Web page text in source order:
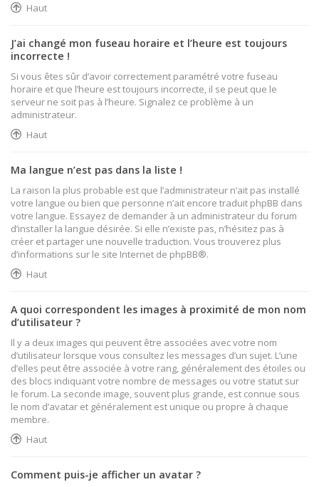
Haut
J’ai changé mon fuseau horaire et l’heure est toujours
incorrecte !
Si vous êtes sûr d’avoir correctement paramétré votre fuseau
horaire et que l’heure est toujours incorrecte, il se peut que le
serveur ne soit pas à l’heure. Signalez ce problème à un
administrateur.
Haut
Ma langue n’est pas dans la liste !
La raison la plus probable est que l’administrateur n’ait pas installé
votre langue ou bien que personne n’ait encore traduit phpBB dans
votre langue. Essayez de demander à un administrateur du forum
d’installer la langue désirée. Si elle n’existe pas, n’hésitez pas à
créer et partager une nouvelle traduction. Vous trouverez plus
d’informations sur le site Internet de phpBB®.
Haut
A quoi correspondent les images à proximité de mon nom
d’utilisateur ?
Il y a deux images qui peuvent être associées avec votre nom
d’utilisateur lorsque vous consultez les messages d’un sujet. L’une
d’elles peut être associée à votre rang, généralement des étoiles ou
des blocs indiquant votre nombre de messages ou votre statut sur
le forum. La seconde image, souvent plus grande, est connue sous
le nom d’avatar et généralement est unique ou propre à chaque
membre.
Haut
Comment puis-je afficher un avatar ?